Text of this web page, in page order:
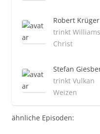
Robert Krüger
trinkt Williams
Christ
Stefan
trinkt Vulkan
Weizen
ähnliche Episoden: